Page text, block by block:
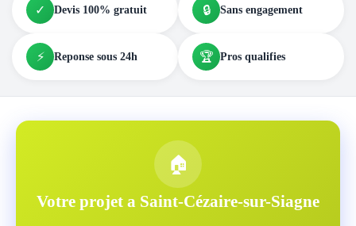
✓ Devis 100% gratuit 🔒 Sans engagement
⚡ Reponse sous 24h 🏆 Pros qualifies
🏠
Votre projet a Saint-Cézaire-sur-Siagne